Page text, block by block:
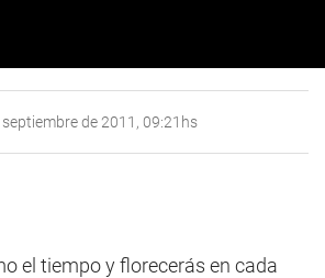
septiembre de 2011, 09:21hs
el tiempo y florecerás en cada